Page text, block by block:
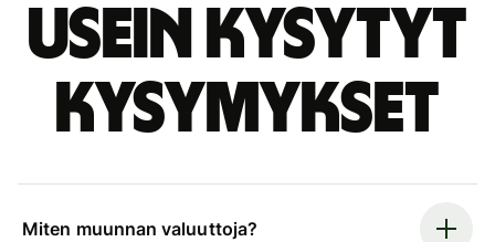
Usein kysytyt
kysymykset
Miten muunnan valuuttoja?